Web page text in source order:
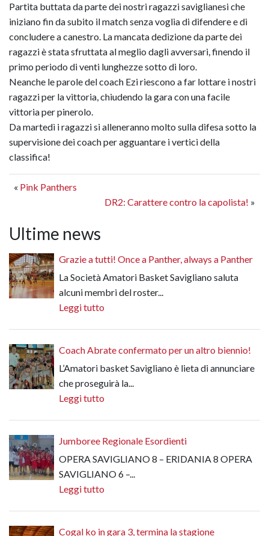
Partita buttata da parte dei nostri ragazzi saviglianesi che
iniziano fin da subito il match senza voglia di difendere e di
concludere a canestro. La mancata dedizione da parte dei
ragazzi è stata sfruttata al meglio dagli avversari, finendo il
primo periodo di venti lunghezze sotto di loro.
Neanche le parole del coach Ezi riescono a far lottare i nostri
ragazzi per la vittoria, chiudendo la gara con una facile
vittoria per pinerolo.
Da martedì i ragazzi si alleneranno molto sulla difesa sotto la
supervisione dei coach per agguantare i vertici della
classifica!
« Pink Panthers
DR2: Carattere contro la capolista! »
Ultime news
Grazie a tutti! Once a Panther, always a Panther
La Società Amatori Basket Savigliano saluta
alcuni membri del roster...
Leggi tutto
Coach Abrate confermato per un altro biennio!
L’Amatori basket Savigliano è lieta di annunciare
che proseguirà la...
Leggi tutto
Jumboree Regionale Esordienti
OPERA SAVIGLIANO 8 – ERIDANIA 8 OPERA
SAVIGLIANO 6 –...
Leggi tutto
Cogal ko in gara 3, termina la stagione